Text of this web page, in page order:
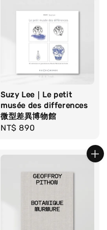
Suzy Lee｜Le petit
musée des differences
微型差異博物館
Regular
NT$ 890